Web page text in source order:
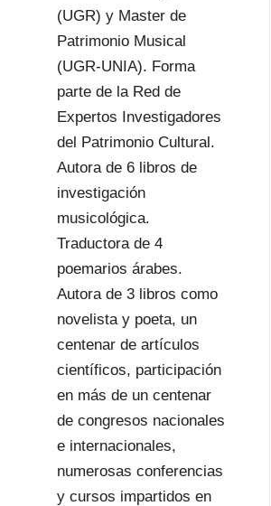
(UGR) y Master de
Patrimonio Musical
(UGR-UNIA). Forma
parte de la Red de
Expertos Investigadores
del Patrimonio Cultural.
Autora de 6 libros de
investigación
musicológica.
Traductora de 4
poemarios árabes.
Autora de 3 libros como
novelista y poeta, un
centenar de artículos
científicos, participación
en más de un centenar
de congresos nacionales
e internacionales,
numerosas conferencias
y cursos impartidos en